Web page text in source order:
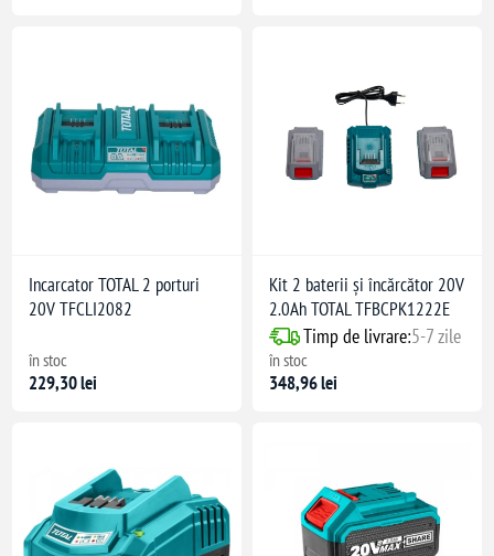
Incarcator TOTAL 2 porturi
20V TFCLI2082
în stoc
229,30 lei
Kit 2 baterii și încărcător 20V
2.0Ah TOTAL TFBCPK1222E
Timp de livrare:5-7 zile
în stoc
348,96 lei